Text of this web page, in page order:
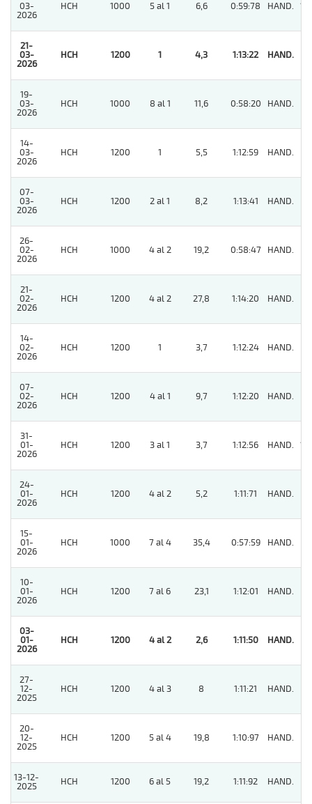
03-
2026
HCH 1000 5 al 1 6,6 0:59:78 HAND. 12
21-
03-
2026
HCH 1200 1 4,3 1:13:22 HAND.
19-
03-
2026
HCH 1000 8 al 1 11,6 0:58:20 HAND.
14-
03-
2026
HCH 1200 1 5,5 1:12:59 HAND.
07-
03-
2026
HCH 1200 2 al 1 8,2 1:13:41 HAND.
26-
02-
2026
HCH 1000 4 al 2 19,2 0:58:47 HAND.
21-
02-
2026
HCH 1200 4 al 2 27,8 1:14:20 HAND.
14-
02-
2026
HCH 1200 1 3,7 1:12:24 HAND.
07-
02-
2026
HCH 1200 4 al 1 9,7 1:12:20 HAND.
31-
01-
2026
HCH 1200 3 al 1 3,7 1:12:56 HAND. 13
24-
01-
2026
HCH 1200 4 al 2 5,2 1:11:71 HAND.
15-
01-
2026
HCH 1000 7 al 4 35,4 0:57:59 HAND.
10-
01-
2026
HCH 1200 7 al 6 23,1 1:12:01 HAND.
03-
01-
2026
HCH 1200 4 al 2 2,6 1:11:50 HAND.
27-
12-
2025
HCH 1200 4 al 3 8 1:11:21 HAND.
20-
12-
2025
HCH 1200 5 al 4 19,8 1:10:97 HAND.
13-12-
2025
HCH 1200 6 al 5 19,2 1:11:92 HAND.